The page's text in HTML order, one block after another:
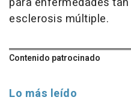
esclerosis múltiple.
Contenido patrocinado
Lo más leído